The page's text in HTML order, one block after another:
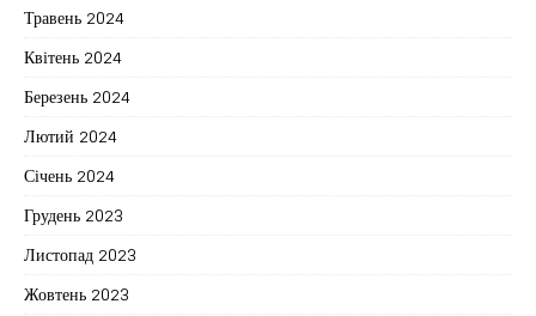
Травень 2024
Квітень 2024
Березень 2024
Лютий 2024
Січень 2024
Грудень 2023
Листопад 2023
Жовтень 2023